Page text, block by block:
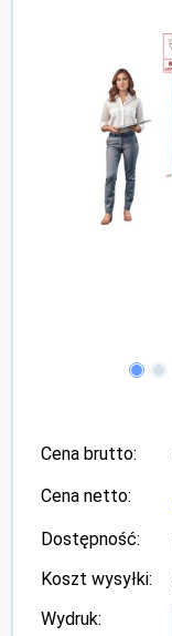
Cena brutto:
Cena netto:
Dostępność:
Koszt wysyłki:
Wydruk: